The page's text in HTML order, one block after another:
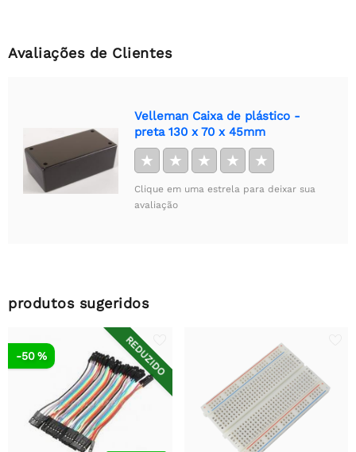
Avaliações de Clientes
Velleman Caixa de plástico -
preta 130 x 70 x 45mm
★ ★ ★ ★ ★
Clique em uma estrela para deixar sua
avaliação
produtos sugeridos
REDUZIDO
-50 %